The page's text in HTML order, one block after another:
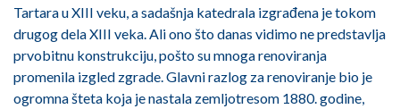
Tartara u XIII veku, a sadašnja katedrala izgrađena je tokom
drugog dela XIII veka. Ali ono što danas vidimo ne predstavlja
prvobitnu konstrukciju, pošto su mnoga renoviranja
promenila izgled zgrade. Glavni razlog za renoviranje bio je
ogromna šteta koja je nastala zemljotresom 1880. godine,